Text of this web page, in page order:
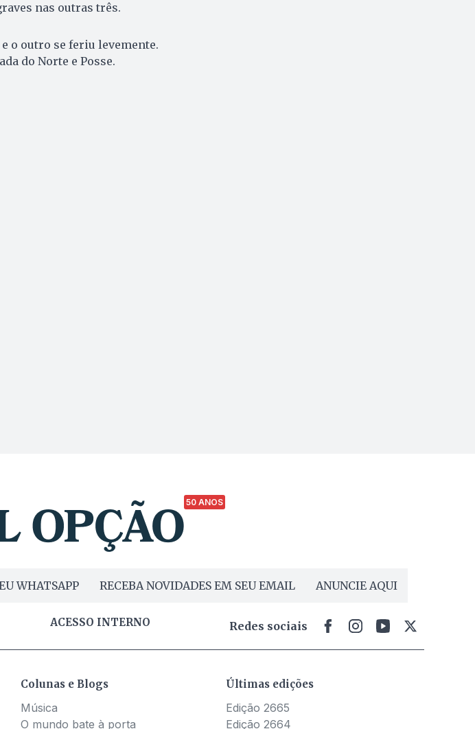
nas outras três.
o outro se feriu levemente.
do Norte e Posse.
50 ANOS
WHATSAPP RECEBA NOVIDADES EM SEU EMAIL ANUNCIE AQUI
ACESSO INTERNO Redes sociais
Colunas e Blogs
Música
O mundo bate à porta
Últimas edições
Edição 2665
Edição 2664